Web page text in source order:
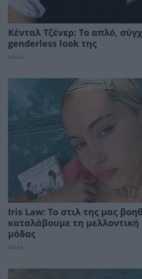
Κένταλ Τζένερ: Το απλό,
genderless look της
ΜΟΔΑ
Iris Law: Το στιλ της μας
καταλάβουμε τη μελλοντική
μόδας
ΜΟΔΑ